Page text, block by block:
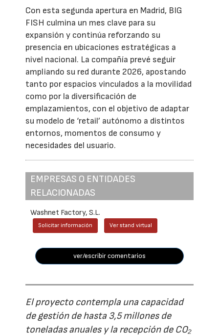
Con esta segunda apertura en Madrid, BIG
FISH culmina un mes clave para su
expansión y continúa reforzando su
presencia en ubicaciones estratégicas a
nivel nacional. La compañía prevé seguir
ampliando su red durante 2026, apostando
tanto por espacios vinculados a la movilidad
como por la diversificación de
emplazamientos, con el objetivo de adaptar
su modelo de ‘retail’ autónomo a distintos
entornos, momentos de consumo y
necesidades del usuario.
EMPRESAS O ENTIDADES
RELACIONADAS
Washnet Factory, S.L.
Solicitar información Ver stand virtual
ver/escribir comentarios
El proyecto contempla una capacidad
de gestión de hasta 3,5 millones de
toneladas anuales y la recepción de CO₂